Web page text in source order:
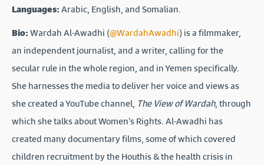
Languages:Arabic, English, and Somalian.
Bio:Wardah Al-Awadhi (@WardahAwadhi) is a filmmaker,
an independent journalist, and a writer, calling for the
secular rule in the whole region, and in Yemen specifically.
She harnesses the media to deliver her voice and views as
she created a YouTube channel, The View of Wardah, through
which she talks about Women’s Rights. Al-Awadhi has
created many documentary films, some of which covered
children recruitment by the Houthis & the health crisis in